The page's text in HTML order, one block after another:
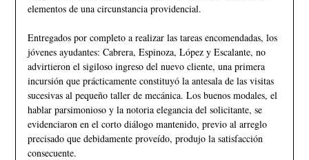
elementos de una circunstancia providencial.
Entregados por completo a realizar las tareas encomendadas, los
jóvenes ayudantes: Cabrera, Espinoza, López y Escalante, no
advirtieron el sigiloso ingreso del nuevo cliente, una primera
incursión que prácticamente constituyó la antesala de las visitas
sucesivas al pequeño taller de mecánica. Los buenos modales, el
hablar parsimonioso y la notoria elegancia del solicitante, se
evidenciaron en el corto diálogo mantenido, previo al arreglo
precisado que debidamente proveído, produjo la satisfacción
consecuente.